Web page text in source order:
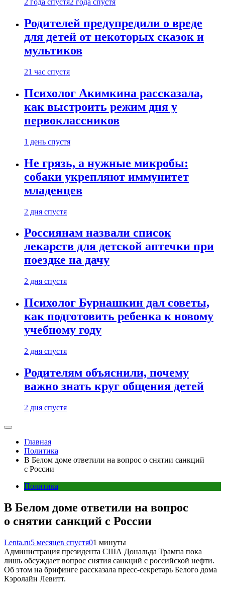
2 года спустя2 года спустя
Родителей предупредили о вреде
для детей от некоторых сказок и
мультиков
21 час спустя
Психолог Акимкина рассказала,
как выстроить режим дня у
первоклассников
1 день спустя
Не грязь, а нужные микробы:
собаки укрепляют иммунитет
младенцев
2 дня спустя
Россиянам назвали список
лекарств для детской аптечки при
поездке на дачу
2 дня спустя
Психолог Бурнашкин дал советы,
как подготовить ребенка к новому
учебному году
2 дня спустя
Родителям объяснили, почему
важно знать круг общения детей
2 дня спустя
Главная
Политика
В Белом доме ответили на вопрос о снятии санкций
с России
Политика
В Белом доме ответили на вопрос
о снятии санкций с России
Lenta.ru5 месяцев спустя01 минуты
Администрация президента США Дональда Трампа пока
лишь обсуждает вопрос снятия санкций с российской нефти.
Об этом на брифинге рассказала пресс-секретарь Белого дома
Кэролайн Левитт.